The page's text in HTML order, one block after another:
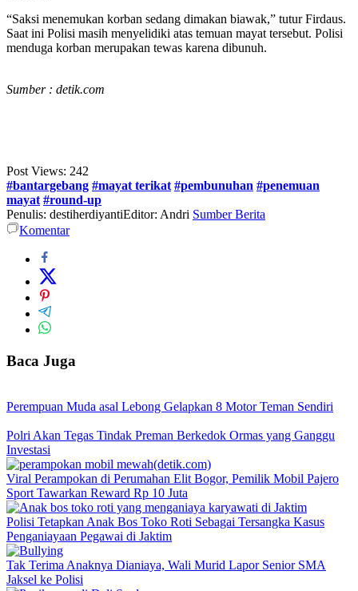
“Saksi menemukan korban sedang dimakan biawak,” tutur Firdaus.
Saat ini Polisi masih menyelidiki atas temuan mayat tersebut. Polisi
menduga korban merupakan tewas karena dibunuh.
Sumber : detik.com
Post Views: 242
#bantargebang #mayat terikat #pembunuhan #penemuan
mayat #round-up
Penulis: destiherdiyantiEditor: Andri Sumber Berita
Komentar
Baca Juga
Perempuan Muda asal Lebong Gelapkan 8 Motor Teman Sendiri
Polri Akan Tegas Tindak Preman Berkedok Ormas yang Ganggu
Investasi
Viral Perampokan di Perumahan Elit Bogor, Pemilik Mobil Pajero
Sport Tawarkan Reward Rp 10 Juta
Polisi Tetapkan Anak Bos Toko Roti Sebagai Tersangka Kasus
Penganiayaan Pegawai di Jaktim
Tak Terima Anaknya Dianiaya, Wali Murid Lapor Senior SMA
Jaksel ke Polisi